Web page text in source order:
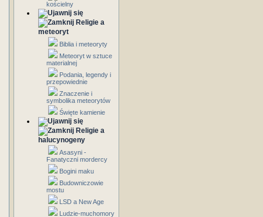
kościelny
Religie a
meteoryt
Biblia i meteoryty
Meteoryt w sztuce
materialnej
Podania, legendy i
przepowiednie
Znaczenie i
symbolika meteorytów
Święte kamienie
Religie a
halucynogeny
Asasyni -
Fanatyczni mordercy
Bogini maku
Budowniczowie
mostu
LSD a New Age
Ludzie-muchomory